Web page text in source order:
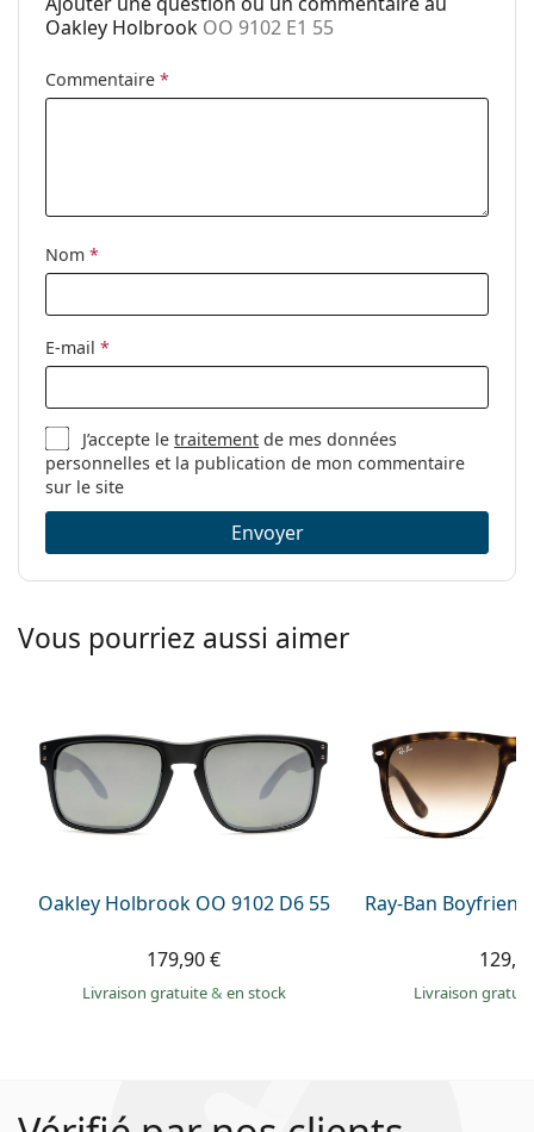
Utilisation:
Sport:
Oakley Holbrook OO 9102 E1 55
Commentaire *
Nom *
E-mail *
J’accepte letraitement de mes données
personnelles et la publication de mon commentaire
sur le site
Envoyer
Vous pourriez aussi aimer
Oakley Holbrook OO 9102 D6 55
179,90 €
Livraison gratuite& en stock
Ray-Ban
Livraison